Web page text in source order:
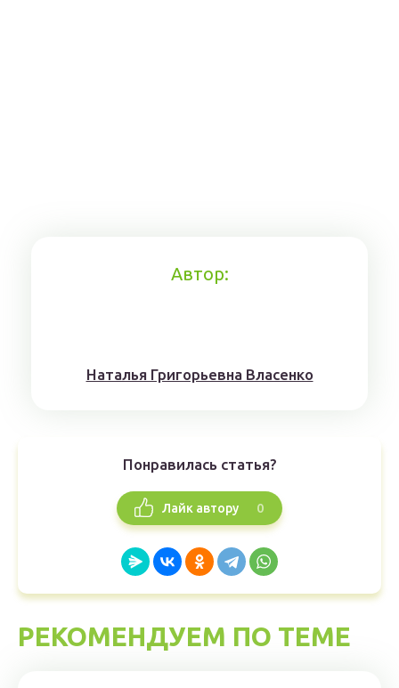
Автор:
Наталья Григорьевна Власенко
Понравилась статья?
Лайк автору 0
РЕКОМЕНДУЕМ ПО ТЕМЕ